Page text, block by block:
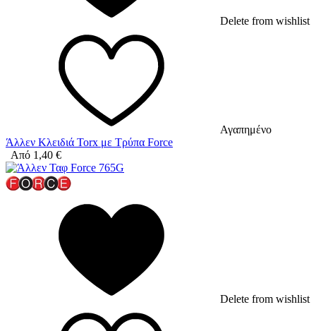
Delete from wishlist
Αγαπημένο
Άλλεν Κλειδιά Torx με Τρύπα Force
Από 1,40 €
Delete from wishlist